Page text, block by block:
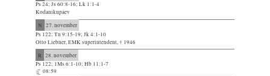
Ps 24; Js 60:8-16; Lk 1:1-4
Kodanikupäev
N 27. november
Ps 122; Tn 9:15-19; Jk 4:1-10
Otto Liebner, EMK superintendent, † 1946
R 28. november
Ps 122; 1Ms 6:1-10; Hb 11:1-7
08:59